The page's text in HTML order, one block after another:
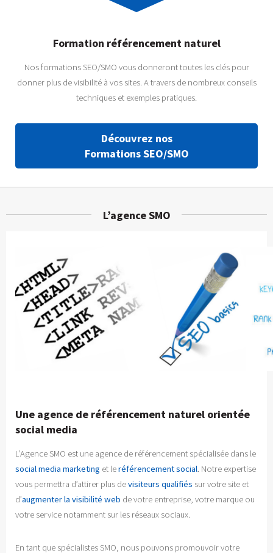
Formation référencement naturel
Nos formations SEO/SMO vous donneront toutes les clés pour
donner plus de visibilité à vos sites. A travers de nombreux conseils
techniques et exemples pratiques.
Découvrez nos
Formations SEO/SMO
L’agence SMO
Une agence de référencement naturel orientée
social media
L’Agence SMO est une agence de référencement spécialisée dans le
social media marketing et leréférencement social. Notre expertise
vous permettra d’attirer plus devisiteurs qualifiés sur votre site et
d’augmenter la visibilité web de votre entreprise, votre marque ou
votre service notamment sur les réseaux sociaux.
En tant que spécialistes SMO, nous pouvons promouvoir votre